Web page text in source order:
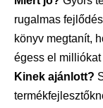
rugalmas
könyv megtanít,
égess el
Kinek ajánlott?